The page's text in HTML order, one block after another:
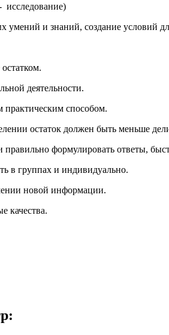
исследование)
умений и знаний, создание условий
деятельности.
практическим способом.
остаток должен быть меньше
формулировать ответы,
в группах и индивидуально.
новой информации.
качества.